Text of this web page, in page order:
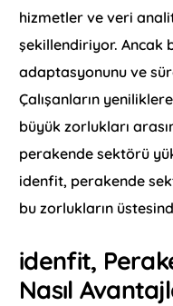
hizmetler ve veri
şekillendiriyor. Ancak
adaptasyonunu ve
Çalışanların
büyük zorlukları
perakende sektörü
idenfit, perakende
bu zorlukların
idenfit,
Nasıl